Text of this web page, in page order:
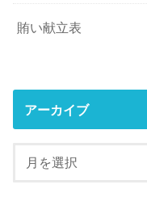
賄い献立表
アーカイブ